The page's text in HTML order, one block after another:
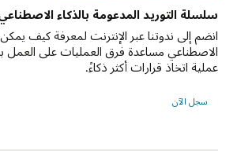
سلسلة التوريد المدعومة بالذكاء
انضم إلى ندوتنا عبر الإنترنت لمعرفة كيف يمكن
الاصطناعي مساعدة فرق العمليات على العمل
عملية اتخاذ قرارات أكثر ذكاءً.
سجل الآن